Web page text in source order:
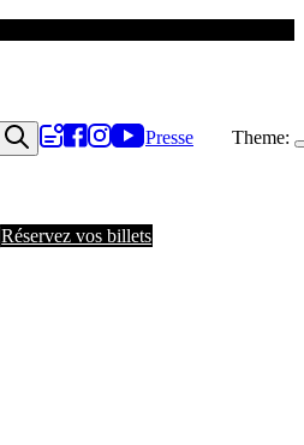
Presse
Réservez vos billets
Theme: